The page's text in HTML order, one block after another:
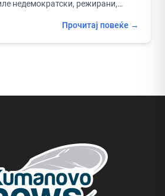
недемократски, режирани,
Прочитај повеќе →